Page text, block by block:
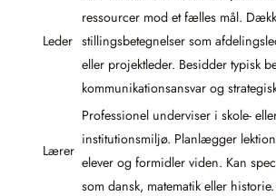
Leder
ressourcer mod et fælles mål.
stillingsbetegnelser som
eller projektleder. Besidder typisk
kommunikationsansvar og
Lærer
Professionel underviser i skole-
institutionsmiljø. Planlægger
elever og formidler viden. Kan
som dansk, matematik eller historie.